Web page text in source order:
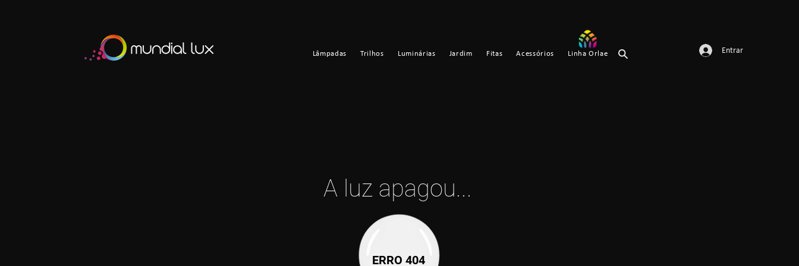
Lâmpadas Trilhos Luminárias Jardim Fitas Acessórios Linha Orlae Entrar
A luz apagou...
ERRO 404